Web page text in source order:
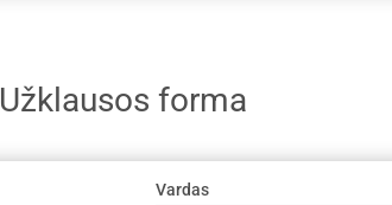
Užklausos forma
Vardas